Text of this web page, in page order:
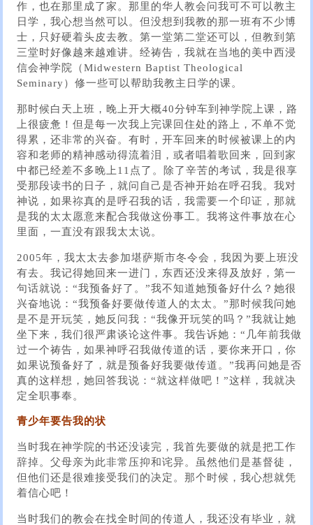
作，也在那里成了家。那里的华人教会问我可不可以教主
日学，我心想当然可以。但没想到我教的那一班有不少博
士，只好硬着头皮去教。第一堂第二堂还可以，但教到第
三堂时好像越来越难讲。经祷告，我就在当地的美中西浸
信会神学院（Midwestern Baptist Theological
Seminary）修一些可以帮助我教主日学的课。
那时候白天上班，晚上开大概40分钟车到神学院上课，路
上很疲惫！但是每一次我上完课回住处的路上，不单不觉
得累，还非常的兴奋。有时，开车回来的时候被课上的内
容和老师的精神感动得流着泪，或者唱着歌回来，回到家
中都已经差不多晚上11点了。除了辛苦的考试，我是很享
受那段读书的日子，就问自己是否神开始在呼召我。我对
神说，如果祢真的是呼召我的话，我需要一个印证，那就
是我的太太愿意来配合我做这份事工。我将这件事放在心
里面，一直没有跟我太太说。
2005年，我太太去参加堪萨斯市冬令会，我因为要上班没
有去。我记得她回来一进门，东西还没来得及放好，第一
句话就说：“我预备好了。”我不知道她预备好什么？她很
兴奋地说：“我预备好要做传道人的太太。”那时候我问她
是不是开玩笑，她反问我：“我像开玩笑的吗？”我就让她
坐下来，我们很严肃谈论这件事。我告诉她：“几年前我做
过一个祷告，如果神呼召我做传道的话，要你来开口，你
如果说预备好了，就是预备好我要做传道。”我再问她是否
真的这样想，她回答我说：“就这样做吧！”这样，我就决
定全职事奉。
青少年要告我的状
当时我在神学院的书还没读完，我首先要做的就是把工作
辞掉。父母亲为此非常压抑和诧异。虽然他们是基督徒，
但他们还是很难接受我们的决定。那个时候，我心想就凭
着信心吧！
当时我们的教会在找全时间的传道人，我还没有毕业，就